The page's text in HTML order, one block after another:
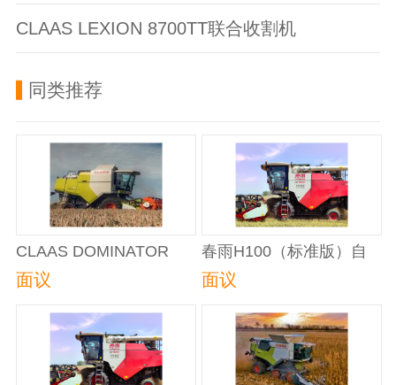
CLAAS LEXION 8700TT联合收割机
同类推荐
CLAAS DOMINATOR
370（D370）联合收割机
面议
春雨H100（标准版）自
走轮式谷物联合收割机
面议